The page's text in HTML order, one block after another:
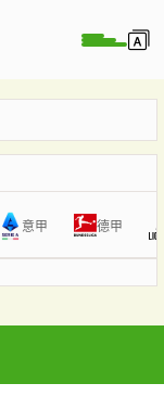
意甲 德甲